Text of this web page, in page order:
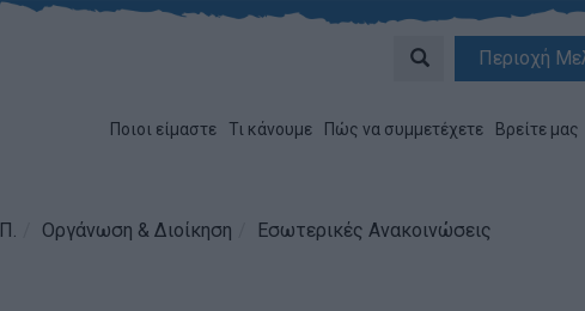
Περιοχή
Ποιοι είμαστε Τι κάνουμε Πώς να συμμετέχετε Βρείτε μας
Οργάνωση & Διοίκηση
Εσωτερικές Ανακοινώσεις